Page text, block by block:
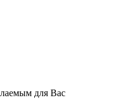
для Вас